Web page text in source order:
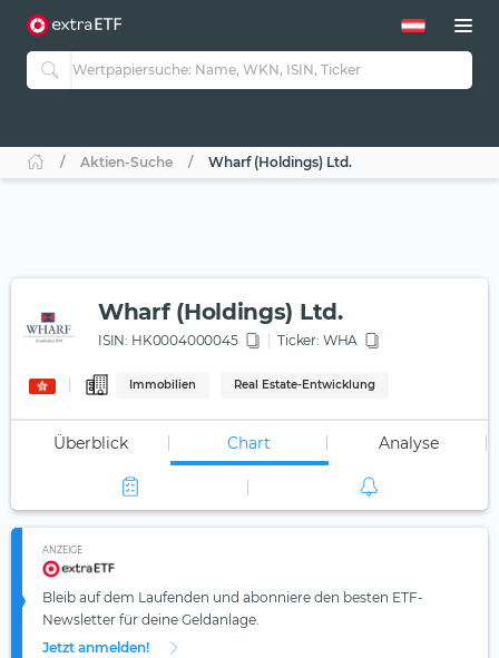
Aktien-Suche Wharf (Holdings) Ltd.
Wharf (Holdings) Ltd.
ISIN: HK0004000045 Ticker: WHA
Immobilien Real Estate-Entwicklung
Überblick Chart Analyse
ANZEIGE
Bleib auf dem Laufenden und abonniere den besten ETF-
Newsletter für deine Geldanlage.
Jetzt anmelden!